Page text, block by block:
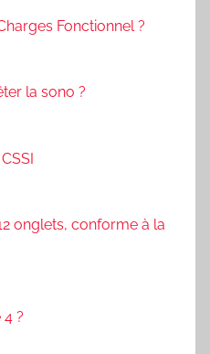
Fonctionnel ?
la sono ?
onglets, conforme à la
?